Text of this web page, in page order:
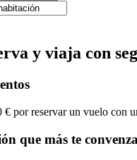
y viaja con
€ por reservar un vuelo con
que más te convenza